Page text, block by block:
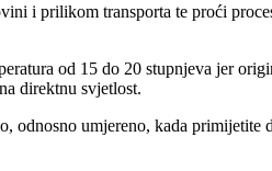
i prilikom transporta te proći
od 15 do 20 stupnjeva jer
direktnu svjetlost.
umjereno, kada